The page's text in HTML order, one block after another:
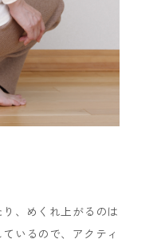
、めくれ上がるのは
いるので、アクティ